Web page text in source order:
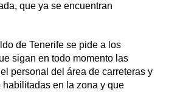
que ya se encuentran
de Tenerife se pide a los
sigan en todo momento las
personal del área de carreteras y
en la zona y que